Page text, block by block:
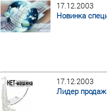
17.12.2003
Новинка
17.12.2003
Лидер продаж